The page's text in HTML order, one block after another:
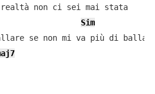
non ci sei mai stata
Sim
se non mi va più di